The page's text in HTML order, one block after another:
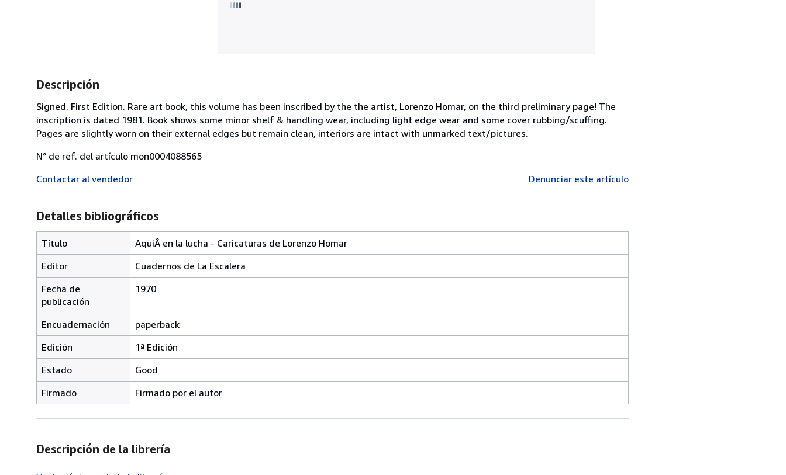
Descripción
Signed. First Edition. Rare art book, this volume has been inscribed by the the artist, Lorenzo Homar, on the third preliminary page! The
inscription is dated 1981. Book shows some minor shelf & handling wear, including light edge wear and some cover rubbing/scuffing.
Pages are slightly worn on their external edges but remain clean, interiors are intact with unmarked text/pictures.
N° de ref. del artículo mon0004088565
Contactar al vendedor
Denunciar este artículo
Detalles bibliográficos
Título
AquiÂ en la lucha - Caricaturas de Lorenzo Homar
Editor
Cuadernos de La Escalera
Fecha de
publicación
1970
Encuadernación
paperback
Edición
1ª Edición
Estado
Good
Firmado
Firmado por el autor
Descripción de la librería